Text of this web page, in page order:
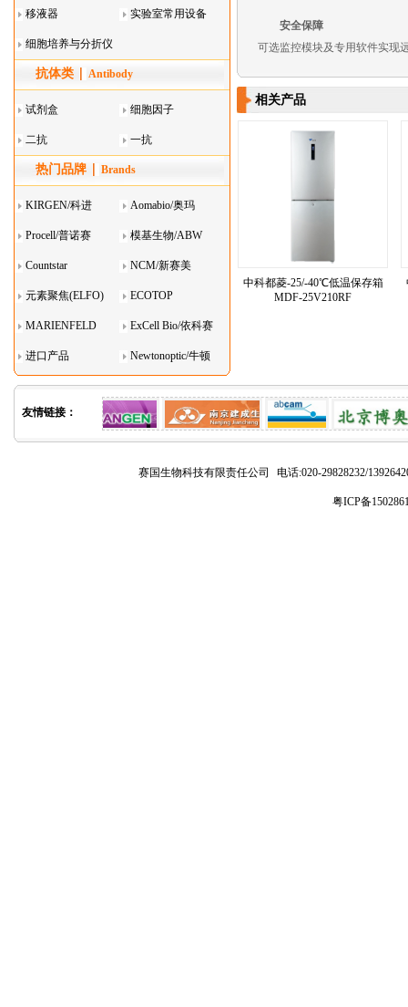
移液器 实验室常用设备
细胞培养与分折仪
器叠
抗体类 Antibody
试剂盒 细胞因子
二抗 一抗
热门品牌 Brands
KIRGEN/科进 Aomabio/奥玛
Procell/普诺赛 模基生物/ABW
Countstar NCM/新赛美
元素聚焦(ELFO) ECOTOP
MARIENFELD ExCell Bio/依科赛
进口产品 Newtonoptic/牛顿
光学
安全保障
可选监控模块及专用软件实现
相关产品
中科都菱-25/-40℃低温保存箱
MDF-25V210RF
友情链接：
赛国生物科技有限责任公司 电话:020-29828232/
粤ICP备